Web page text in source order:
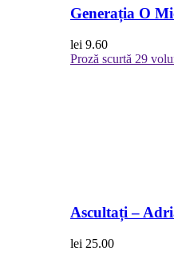
Generația O
lei 9.60
Proză scurtă 29
Ascultați –
lei 25.00